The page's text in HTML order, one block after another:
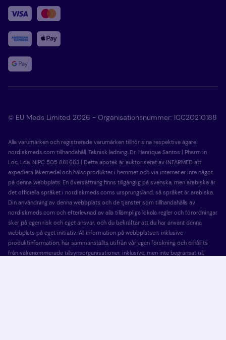
© EU Meds Limited 2026 - Organisationsnummer: ICC20210188
Alla varumärken och registrerade varumärken tillhör sina respektive ägare.
nordiskmeds.com tillhandahåll. Teknisk ledning: Dr. Henrique Santos | Pharm in
Loc, Lda. NIPC 505 881 683 | Detta apotek är auktoriserat av INFARMED att
expediera läkemedel och hälsoprodukter i hemmet och via internet.er inte något
på denna webbplats. En översättning finns tillgänglig på svenska, men arabiska är
det officiella språket i nordiskmeds.coms ursprungsland, så språket är arabiska.
Din användning av denna webbplats och de tjänster som tillhandahålls av
nordiskmeds.com och efterlevnad av alla tillämpliga lokala regler och förordningar
sker på egen risk och eget ansvar, och du bekräftar att du har använt denna
webbplats på eget initiativ. All information på webbplatsen, inklusive
produktinformation, har sammanställts utifrån vår egen forskning och erhållits
från välrenommerade tillsynsorganisationer, inklusive, men inte begränsat till,